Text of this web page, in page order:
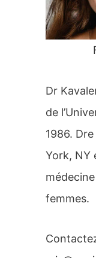
:
Dr
de
1986.
York, NY
femmes.